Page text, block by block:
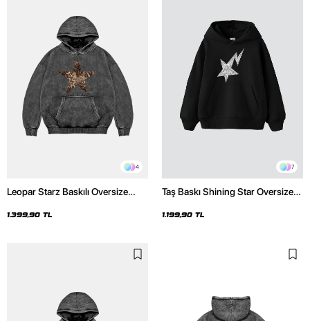
4
Leopar Starz Baskılı Oversize
Hoodie
1.399,90 TL
7
Taş Baskı Shining Star Oversize
1.199,90 TL